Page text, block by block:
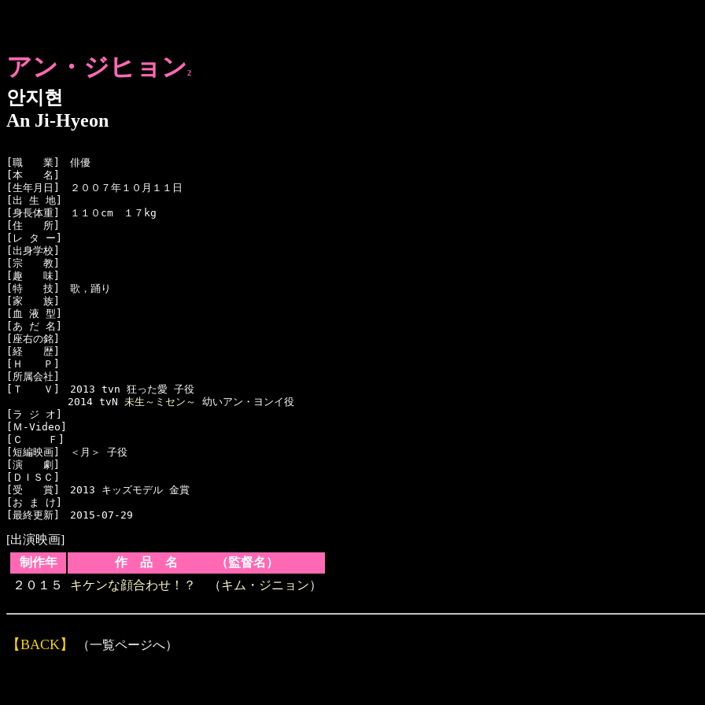
アン・ジヒョン2
안지현
An Ji-Hyeon
[職　　業]　俳優
[本　　名]
[生年月日]　２００７年１０月１１日
[出 生 地]
[身長体重]　１１０cm　１７kg
[住　　所]
[レ タ ー]
[出身学校]
[宗　　教]
[趣　　味]
[特　　技]　歌，踊り
[家　　族]
[血 液 型]
[あ だ 名]
[座右の銘]
[経　　歴]
[Ｈ　　Ｐ]
[所属会社]
[Ｔ　　Ｖ]　2013 tvn 狂った愛 子役
2014 tvN 未生～ミセン～
幼いアン・ヨンイ役
[ラ ジ オ]
[Ｍ-Video]
[Ｃ    Ｆ]
[短編映画]　＜月＞ 子役
[演　　劇]
[ＤＩＳＣ]
[受　　賞]　2013 キッズモデル 金賞
[お ま け]
[出演映画]
制作年
作 品 名 （監督名）
２０１５
キケンな顔合わせ！？ （キム・ジニョン）
【BACK】 （一覧ページへ）